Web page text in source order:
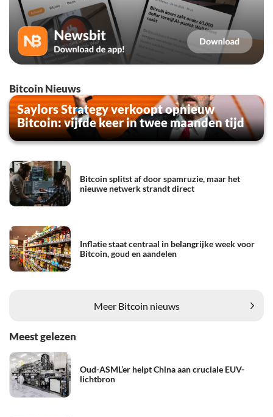
Bitcoin Nieuws
Saylors Strategy verkoopt opnieuw
Bitcoin: vijfde keer in twee maanden tijd
Bitcoin splitst af door spamruzie, maar het
nieuwe netwerk strandt direct
Inflatie staat centraal in belangrijke week voor
Bitcoin, goud en aandelen
Meer Bitcoin nieuws
Meest gelezen
Oud-ASML’er helpt China aan cruciale EUV-
lichtbron